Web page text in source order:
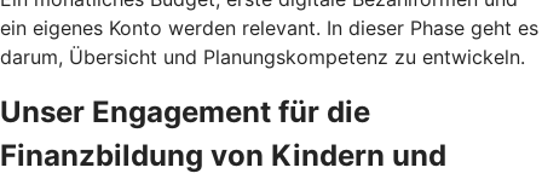
ein eigenes Konto werden relevant. In dieser Phase geht es
darum, Übersicht und Planungskompetenz zu entwickeln.
Unser Engagement für die
Finanzbildung von Kindern und